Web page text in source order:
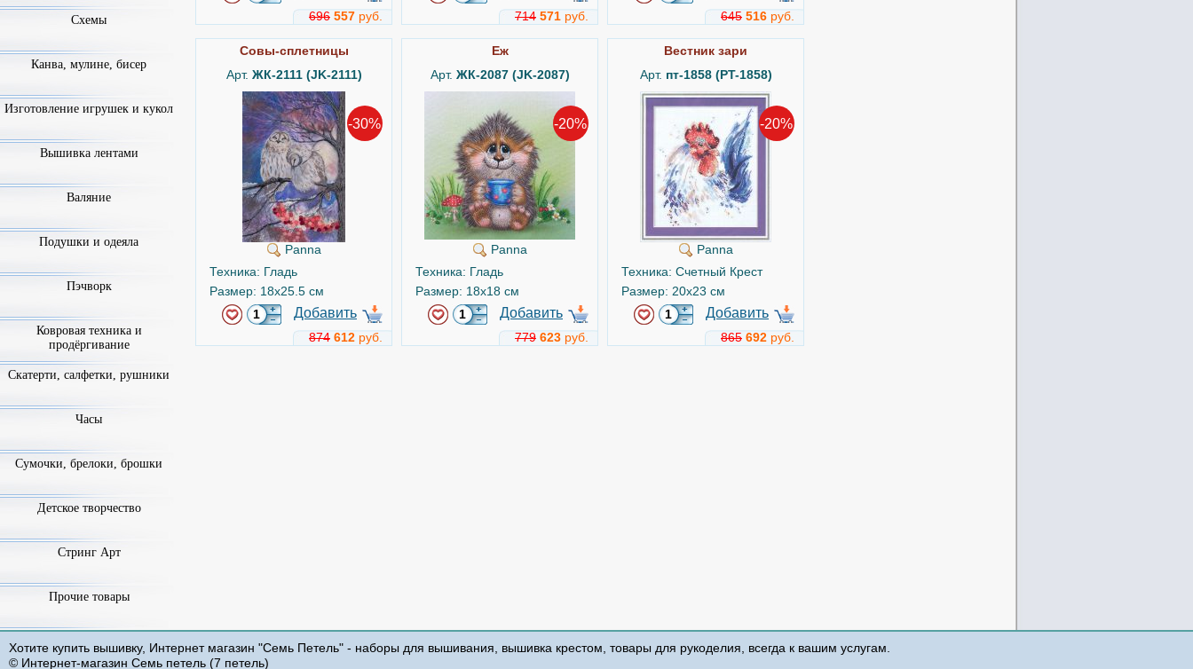
696 557 руб. 714 571 руб. 645 516 руб.
Совы-сплетницы
Арт. ЖК-2111 (JK-2111)
-30%
Panna
Техника: Гладь
Размер: 18x25.5 см
Добавить
874 612 руб.
Ёж
Арт. ЖК-2087 (JK-2087)
-20%
Panna
Техника: Гладь
Размер: 18x18 см
Добавить
779 623 руб.
Вестник зари
Арт. пт-1858 (PT-1858)
-20%
Panna
Техника: Счетный Крест
Размер: 20x23 см
Добавить
865 692 руб.
Добавить Добавить
руб.
Добавить
руб.
Схемы
Канва, мулине, бисер
Изготовление игрушек и кукол
Вышивка лентами
Валяние
Подушки и одеяла
Пэчворк
Ковровая техника и
продёргивание
Скатерти, салфетки, рушники
Часы
Сумочки, брелоки, брошки
Детское творчество
Стринг Арт
Прочие товары
Хотите купить вышивку, Интернет магазин "Семь Петель" - наборы для вышивания, вышивка крестом, товары для рукоделия, всегда к вашим услугам.
© Интернет-магазин Семь петель (7 петель)